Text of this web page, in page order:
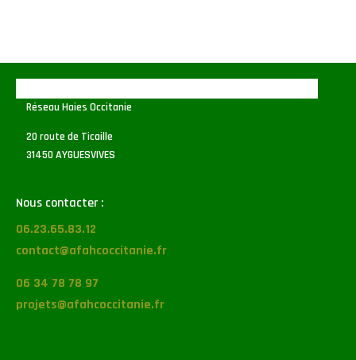
Réseau Haies Occitanie
20 route de Ticaille
31450 AYGUESVIVES
Nous contacter :
06.23.65.83.12
contact@afahcoccitanie.fr
06 34 78 78 97
projets@afahcoccitanie.fr